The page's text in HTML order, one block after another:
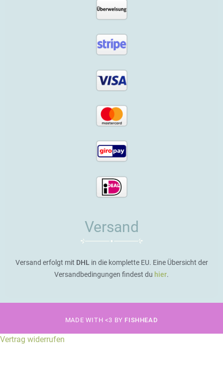
Versand
Versand erfolgt mit DHLin die komplette EU. Eine Übersicht der
Versandbedingungen findest du hier.
MADE WITH <3 BY FISHHEAD
Vertrag widerrufen